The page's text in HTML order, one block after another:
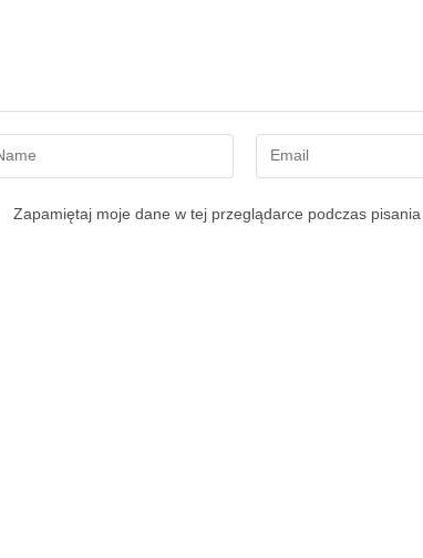
Zapamiętaj moje dane w tej przeglądarce podczas